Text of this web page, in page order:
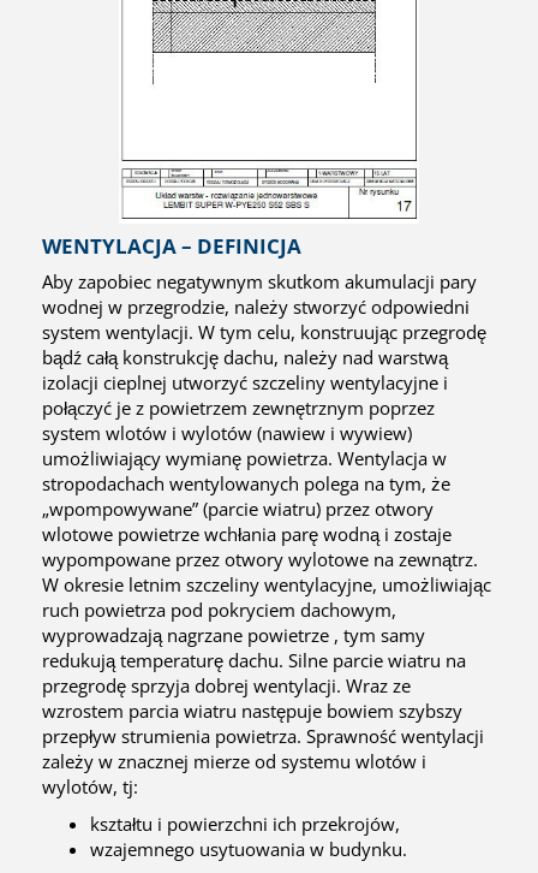
WENTYLACJA – DEFINICJA
Aby zapobiec negatywnym skutkom akumulacji pary
wodnej w przegrodzie, należy stworzyć odpowiedni
system wentylacji. W tym celu, konstruując przegrodę
bądź całą konstrukcję dachu, należy nad warstwą
izolacji cieplnej utworzyć szczeliny wentylacyjne i
połączyć je z powietrzem zewnętrznym poprzez
system wlotów i wylotów (nawiew i wywiew)
umożliwiający wymianę powietrza. Wentylacja w
stropodachach wentylowanych polega na tym, że
„wpompowywane” (parcie wiatru) przez otwory
wlotowe powietrze wchłania parę wodną i zostaje
wypompowane przez otwory wylotowe na zewnątrz.
W okresie letnim szczeliny wentylacyjne, umożliwiając
ruch powietrza pod pokryciem dachowym,
wyprowadzają nagrzane powietrze , tym samy
redukują temperaturę dachu. Silne parcie wiatru na
przegrodę sprzyja dobrej wentylacji. Wraz ze
wzrostem parcia wiatru następuje bowiem szybszy
przepływ strumienia powietrza. Sprawność wentylacji
zależy w znacznej mierze od systemu wlotów i
wylotów, tj:
kształtu i powierzchni ich przekrojów,
wzajemnego usytuowania w budynku.